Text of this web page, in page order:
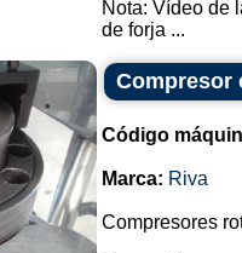
Nota: Vídeo de
de forja ...
Compresor
Código
Marca: Riva
Compresores